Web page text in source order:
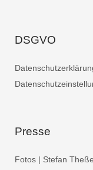
DSGVO
Presse
Fotos | Stefan